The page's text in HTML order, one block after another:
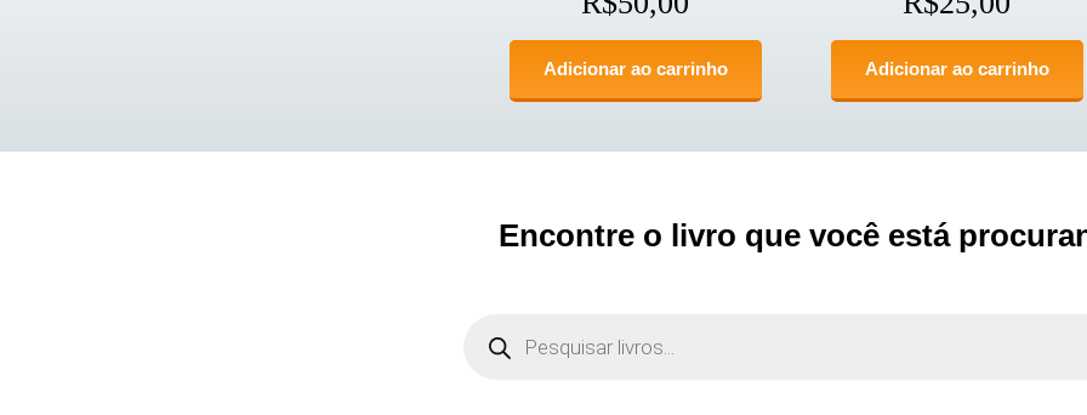
Adicionar ao carrinho Adicionar ao carrinho
Encontre o livro que você está